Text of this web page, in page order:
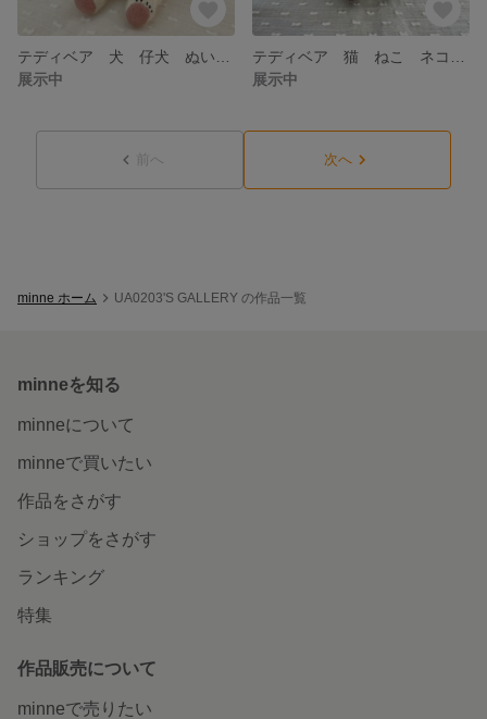
展示中
展示中
前へ 次へ
minne ホーム UA0203'S GALLERY の作品一覧
minneを知る
minneについて
minneで買いたい
作品をさがす
ショップをさがす
ランキング
特集
作品販売について
minneで売りたい